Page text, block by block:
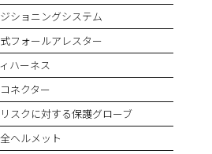
ショニングシステム
フォールアレスター
ハーネス
ネクター
スクに対する保護グローブ
ヘルメット